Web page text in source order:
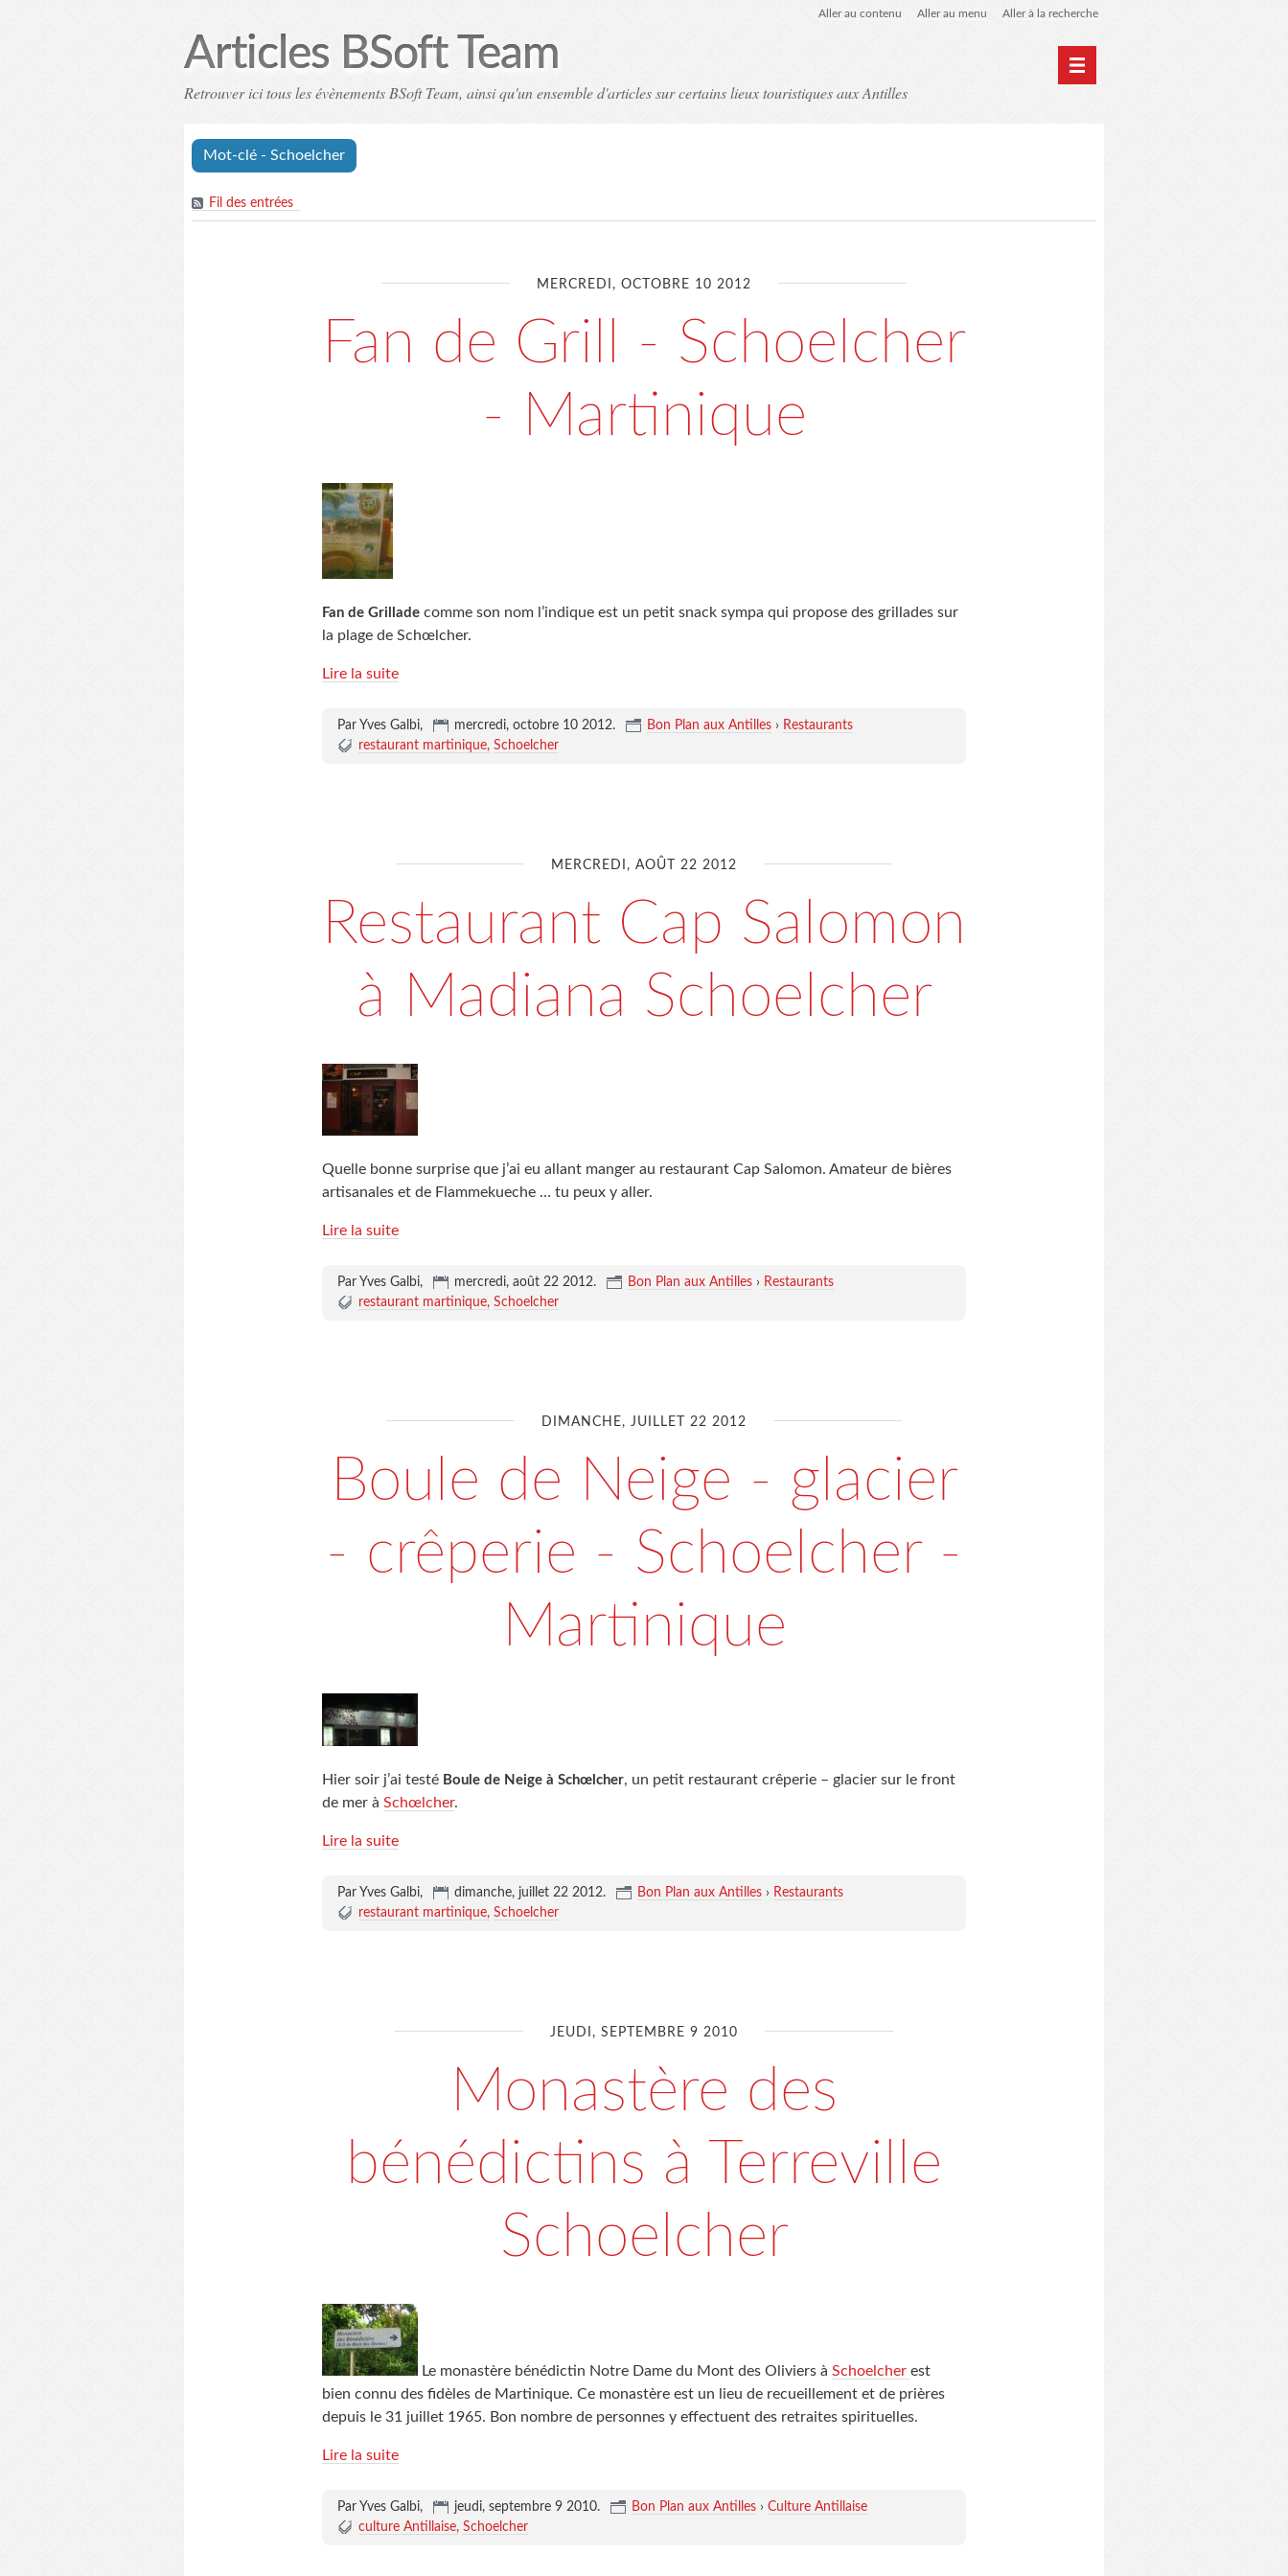
Aller au contenu Aller au menu Aller à la recherche
Articles BSoft Team
Retrouver ici tous les évènements BSoft Team, ainsi qu'un ensemble d'articles sur certains lieux touristiques aux Antilles
Mot-clé - Schoelcher
Fil des entrées
MERCREDI, OCTOBRE 10 2012
Fan de Grill - Schoelcher
- Martinique
Fan de Grillade comme son nom l’indique est un petit snack sympa qui propose des grillades sur
la plage de Schœlcher.
Lire la suite
Par Yves Galbi, mercredi, octobre 10 2012. Bon Plan aux Antilles› Restaurants
restaurant martinique Schoelcher
MERCREDI, AOÛT 22 2012
Restaurant Cap Salomon
à Madiana Schoelcher
Quelle bonne surprise que j’ai eu allant manger au restaurant Cap Salomon. Amateur de bières
artisanales et de Flammekueche … tu peux y aller.
Lire la suite
Par Yves Galbi, mercredi, août 22 2012. Bon Plan aux Antilles› Restaurants
restaurant martinique Schoelcher
DIMANCHE, JUILLET 22 2012
Boule de Neige - glacier
- crêperie - Schoelcher -
Martinique
Hier soir j’ai testé Boule de Neige à Schœlcher, un petit restaurant crêperie – glacier sur le front
de mer à Schœlcher.
Lire la suite
Par Yves Galbi, dimanche, juillet 22 2012. Bon Plan aux Antilles› Restaurants
restaurant martinique Schoelcher
JEUDI, SEPTEMBRE 9 2010
Monastère des
bénédictins à Terreville
Schoelcher
Le monastère bénédictin Notre Dame du Mont des Oliviers à Schoelcher est
bien connu des fidèles de Martinique. Ce monastère est un lieu de recueillement et de prières
depuis le 31 juillet 1965. Bon nombre de personnes y effectuent des retraites spirituelles.
Lire la suite
Par Yves Galbi, jeudi, septembre 9 2010. Bon Plan aux Antilles› Culture Antillaise
culture Antillaise Schoelcher